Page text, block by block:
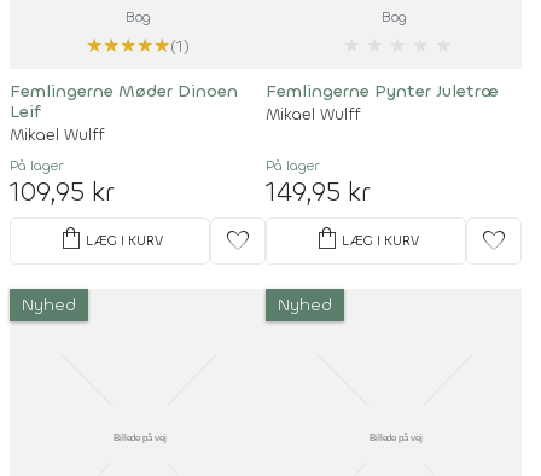
Bog
★★★★★(1)
Femlingerne Møder Dinoen
Leif
Mikael Wulff
På lager
109,95 kr
shopping_bag LÆG I KURV favorite
Bog
Femlingerne Pynter Juletræ
Mikael Wulff
På lager
149,95 kr
shopping_bag LÆG I KURV favorite
Nyhed Nyhed